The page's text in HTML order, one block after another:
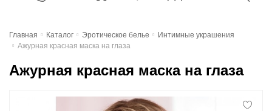
Доставка и оплата
Скидочная система
Главная Каталог Эротическое белье
Интимные украшения
Ажурная красная маска на глаза
Ажурная красная маска на глаза